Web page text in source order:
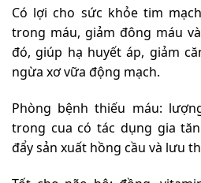
Có lợi cho sức khỏe tim
trong máu, giảm đông máu
đó, giúp hạ huyết áp, giảm
ngừa xơ vữa động mạch.
Phòng bệnh thiếu máu:
trong cua có tác dụng gia
đẩy sản xuất hồng cầu và lưu